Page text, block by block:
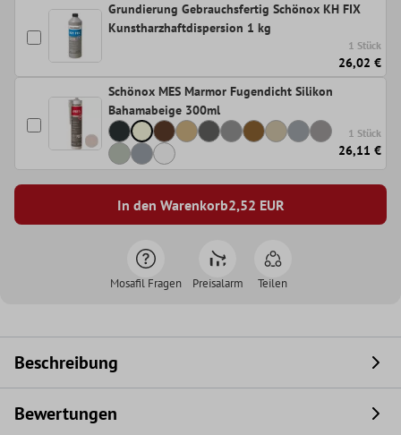
Grundierung Gebrauchsfertig Schönox KH FIX
Kunstharzhaftdispersion 1 kg
1 Stück
26,02 €
Schönox MES Marmor Fugendicht Silikon
Bahamabeige 300ml
1 Stück
26,11 €
In den Warenkorb2,52 EUR
Mosafil Fragen Preisalarm Teilen
Beschreibung
Bewertungen